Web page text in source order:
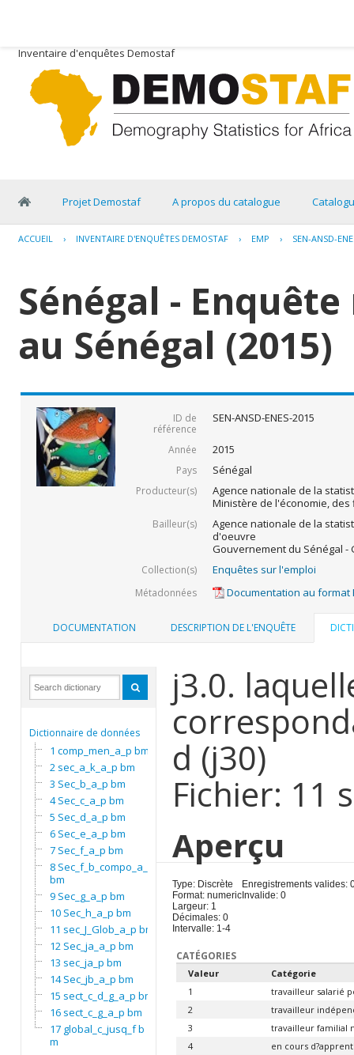
Inventaire d'enquêtes Demostaf
Projet Demostaf A propos du catalogue
ACCUEIL › INVENTAIRE D'ENQUÊTES DEMOSTAF › EMP › SEN-ANSD-
Sénégal -
au Sénégal (2015)
ID de
référence
SEN-ANSD-ENES-2015
Année 2015
Pays Sénégal
Producteur(s)
Agence nationale de la
Ministère de l'économie,
Bailleur(s)
Agence nationale de la
d'oeuvre
Gouvernement du Sénégal -
Collection(s) Enquêtes sur l'emploi
Métadonnées Documentation au format
DOCUMENTATION DESCRIPTION DE L'ENQUÊTE
Dictionnaire de données
1 comp_men_a_p bm
2 sec_a_k_a_p bm
3 Sec_b_a_p bm
4 Sec_c_a_p bm
5 Sec_d_a_p bm
6 Sec_e_a_p bm
7 Sec_f_a_p bm
8 Sec_f_b_compo_a_p
bm
9 Sec_g_a_p bm
10 Sec_h_a_p bm
11 sec_J_Glob_a_p bm
12 Sec_ja_a_p bm
13 sec_ja_p bm
14 Sec_jb_a_p bm
15 sect_c_d_g_a_p bm
16 sect_c_g_a_p bm
17 global_c_jusq_f b
m
j3.0.
d (j30)
Fichier: 11
Aperçu
Type: Discrète
Format: numeric
Largeur: 1
Décimales: 0
Intervalle: 1-4
Enregistrements valides:
Invalide: 0
CATÉGORIES
Valeur
Catégorie
1
travailleur salarié
2
travailleur
3
travailleur familial
4
en cours